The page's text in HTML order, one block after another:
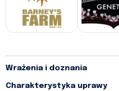
Wrażenia i doznania
Charakterystyka uprawy